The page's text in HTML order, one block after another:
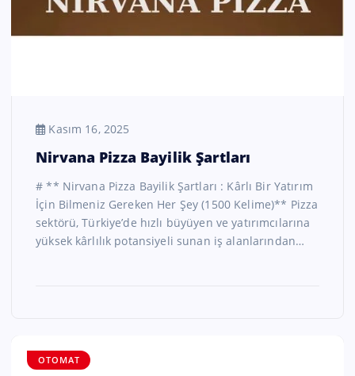
Kasım 16, 2025
Nirvana Pizza Bayilik Şartları
# ** Nirvana Pizza Bayilik Şartları : Kârlı Bir Yatırım
İçin Bilmeniz Gereken Her Şey (1500 Kelime)** Pizza
sektörü, Türkiye’de hızlı büyüyen ve yatırımcılarına
yüksek kârlılık potansiyeli sunan iş alanlarından…
OTOMAT